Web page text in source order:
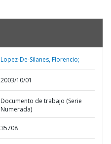
Lopez-De-Silanes, Florencio;
2003/10/01
Documento de trabajo (Serie
Numerada)
35708